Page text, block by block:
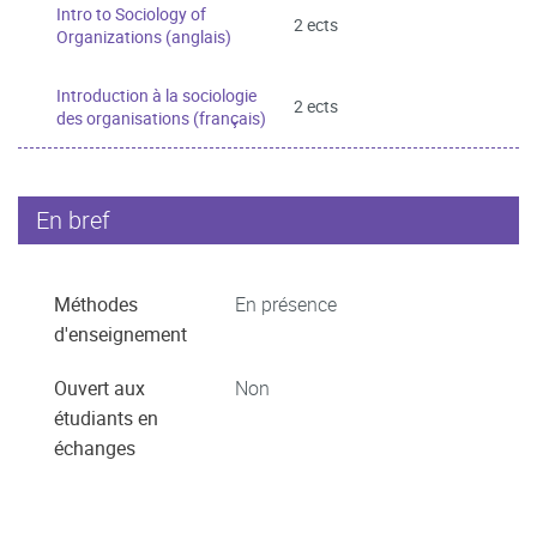
Intro to Sociology of
Organizations (anglais)
2 ects
Introduction à la sociologie
des organisations (français)
2 ects
En bref
Méthodes
d'enseignement
En présence
Ouvert aux
étudiants en
échanges
Non